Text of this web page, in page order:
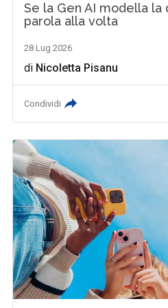
Se la Gen AI modella la
parola alla volta
28 Lug 2026
di Nicoletta Pisanu
Condividi